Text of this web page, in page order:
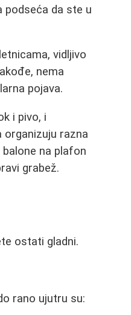
podseća da ste u
vidljivo
nema
pojava.
i pivo, i
organizuju razna
na plafon
grabež.
ostati gladni.
rano ujutru su: